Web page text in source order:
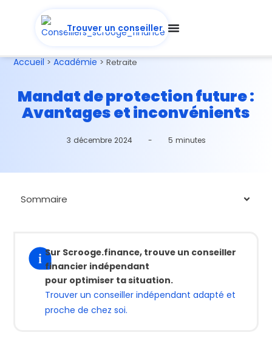
Trouver un conseiller
Accueil >Académie >Retraite
Mandat de protection future :
Avantages et inconvénients
3 décembre 2024 - 5 minutes
Sur Scrooge.finance, trouve un conseiller
financier indépendant
pour optimiser ta situation.
Trouver un conseiller indépendant adapté et
proche de chez soi.
Sommaire